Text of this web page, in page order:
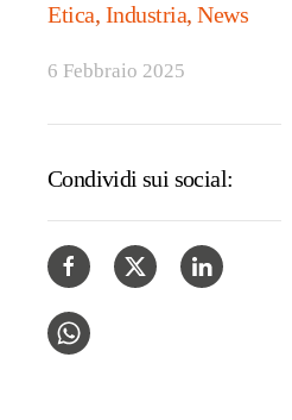
Etica, Industria, News
6 Febbraio 2025
Condividi sui social: